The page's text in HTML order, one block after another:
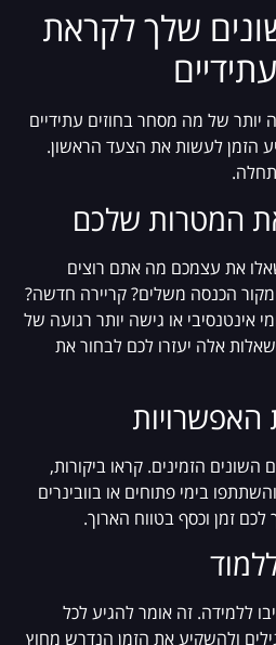
שלך לקראת
של מה מסחר בחוזים עתידיים
הזמן לעשות את הצעד הראשון.
את עצמכם מה אתם רוצים
הכנסה משלים? קריירה חדשה?
אינטנסיבי או גישה יותר רגועה של
אלה יעזרו לכם לבחור את
השונים הזמינים. קראו ביקורות,
בימי פתוחים או בוובינרים
זמן וכסף בטווח הארוך.
ללמידה. זה אומר להגיע לכל
ולהשקיע את הזמן הנדרש מחוץ